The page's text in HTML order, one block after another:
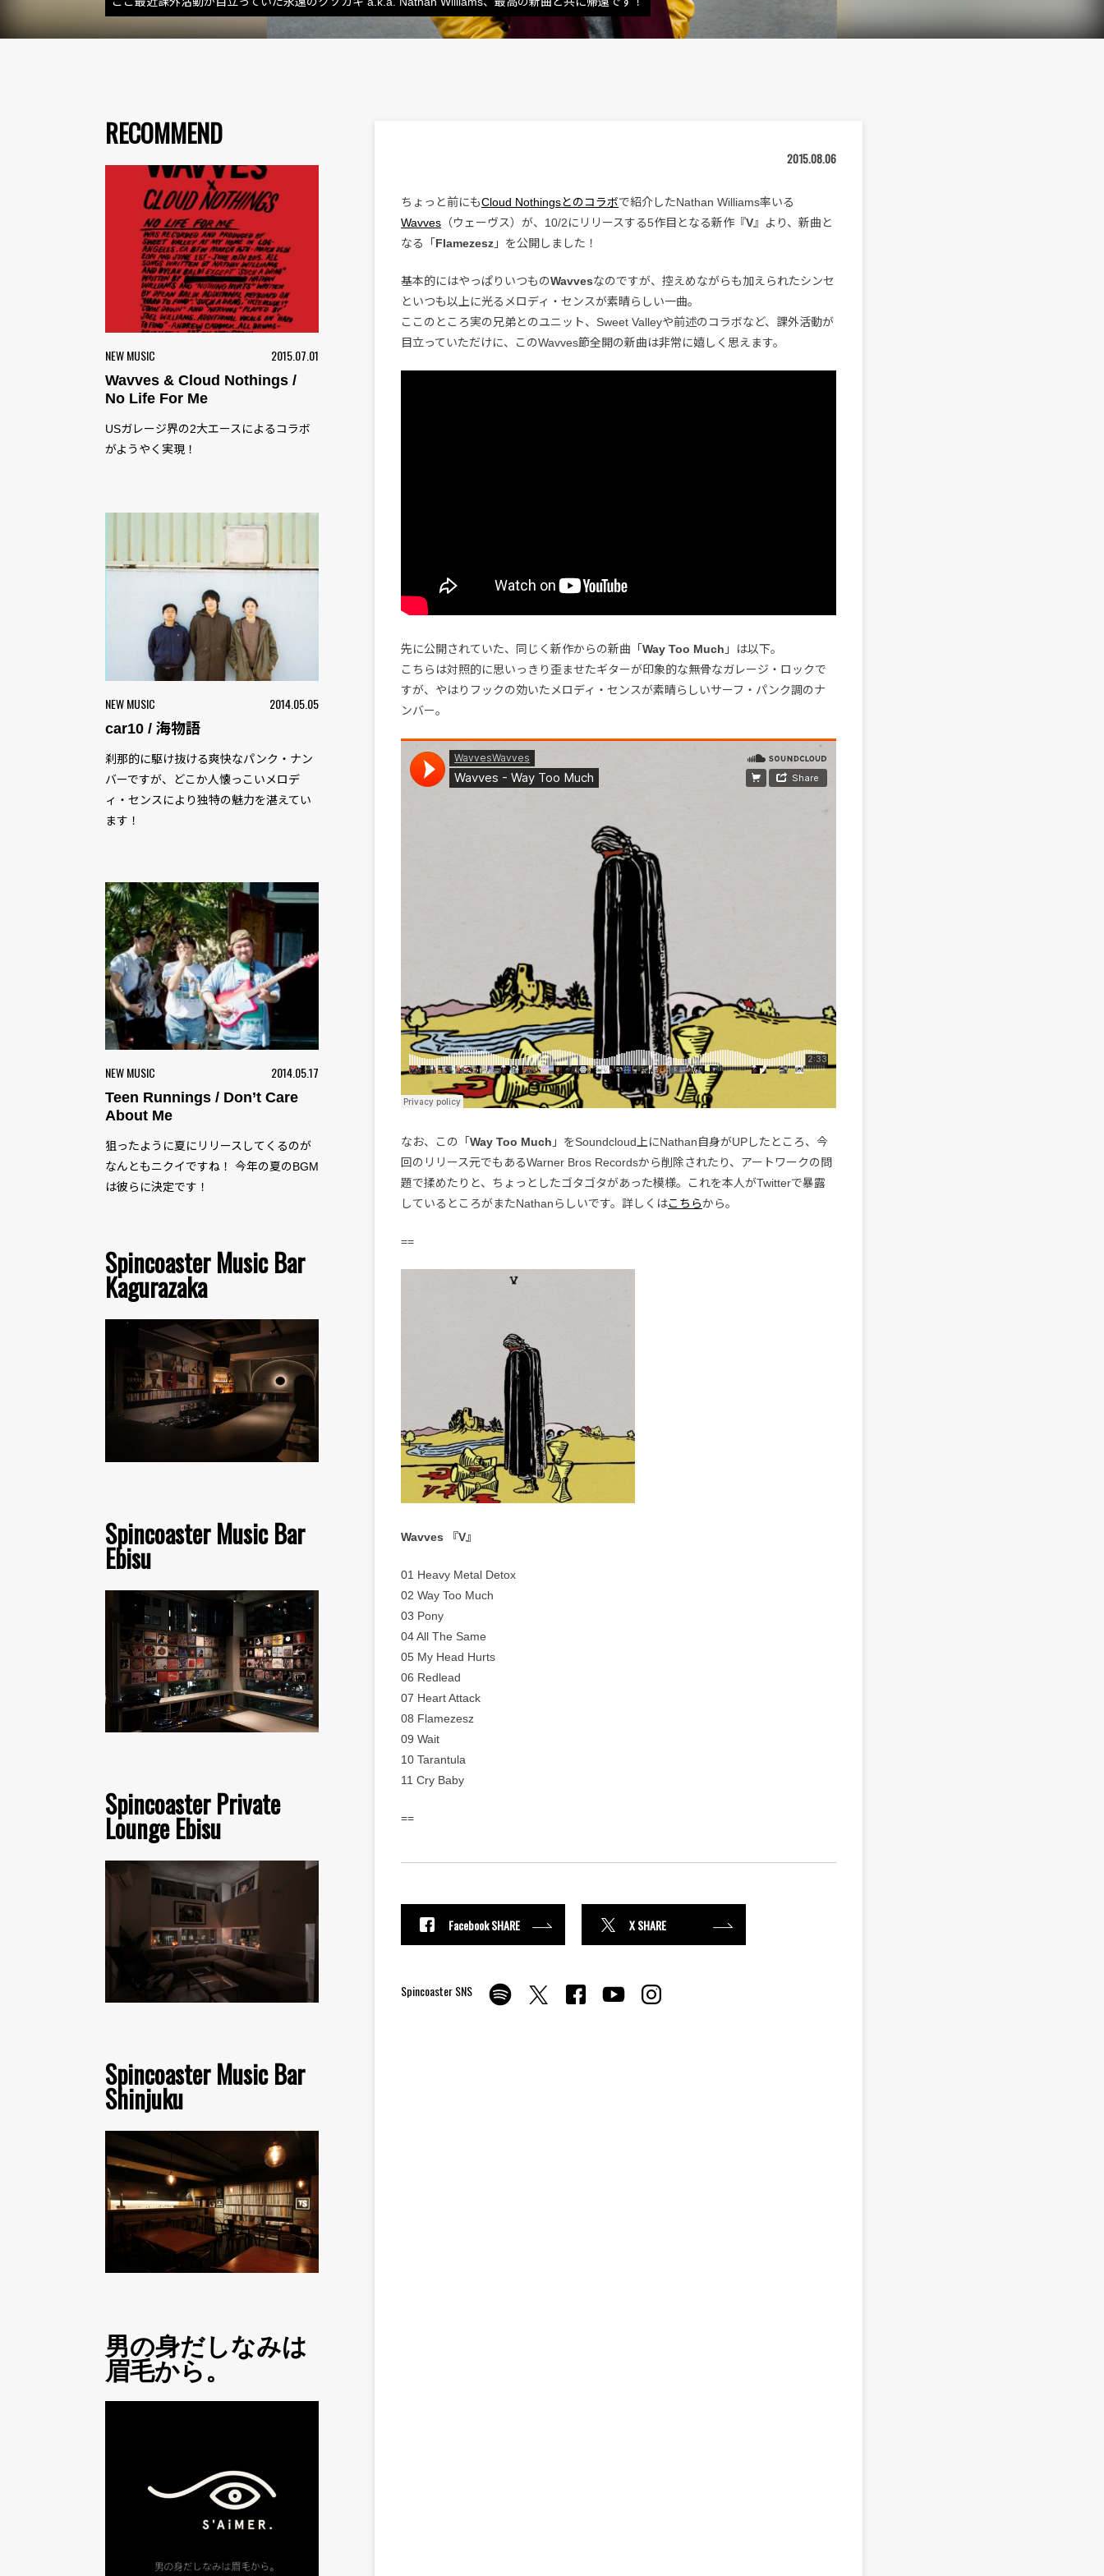
RECOMMEND
NEW MUSIC 2015.07.01
Wavves & Cloud Nothings /
No Life For Me
USガレージ界の2大エースによるコラボ
がようやく実現！
NEW MUSIC 2014.05.05
car10 / 海物語
刹那的に駆け抜ける爽快なパンク・ナン
バーですが、どこか人懐っこいメロデ
ィ・センスにより独特の魅力を湛えてい
ます！
NEW MUSIC 2014.05.17
Teen Runnings / Don’t Care
About Me
狙ったように夏にリリースしてくるのが
なんともニクイですね！ 今年の夏のBGM
は彼らに決定です！
Spincoaster Music Bar
Kagurazaka
Spincoaster Music Bar
Ebisu
Spincoaster Private
Lounge Ebisu
Spincoaster Music Bar
Shinjuku
男の身だしなみは
眉毛から。
2015.08.06
ちょっと前にもCloud Nothingsとのコラボで紹介したNathan Williams率いる
Wavves （ウェーヴス）が、10/2にリリースする5作目となる新作『V』より、新曲と
なる「 Flamezesz 」を公開しました！
基本的にはやっぱりいつものWavvesなのですが、控えめながらも加えられたシンセ
といつも以上に光るメロディ・センスが素晴らしい一曲。
ここのところ実の兄弟とのユニット、Sweet Valleyや前述のコラボなど、課外活動が
目立っていただけに、このWavves節全開の新曲は非常に嬉しく思えます。
先に公開されていた、同じく新作からの新曲「 Way Too Much 」は以下。
こちらは対照的に思いっきり歪ませたギターが印象的な無骨なガレージ・ロックで
すが、やはりフックの効いたメロディ・センスが素晴らしいサーフ・パンク調のナ
ンバー。
なお、この「 Way Too Much 」をSoundcloud上にNathan自身がUPしたところ、今
回のリリース元でもあるWarner Bros Recordsから削除されたり、アートワークの問
題で揉めたりと、ちょっとしたゴタゴタがあった模様。これを本人がTwitterで暴露
しているところがまたNathanらしいです。詳しくはこちらから。
==
Wavves 『V』
01 Heavy Metal Detox
02 Way Too Much
03 Pony
04 All The Same
05 My Head Hurts
06 Redlead
07 Heart Attack
08 Flamezesz
09 Wait
10 Tarantula
11 Cry Baby
==
Facebook SHARE X SHARE
Spincoaster SNS